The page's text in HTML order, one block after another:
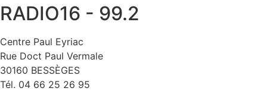
RADIO16 - 99.2
Centre Paul Eyriac
Rue Doct Paul Vermale
30160 BESSÈGES
Tél. 04 66 25 26 95